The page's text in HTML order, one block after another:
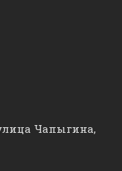
Чапыгина,